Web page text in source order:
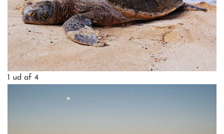
1 ud af 4